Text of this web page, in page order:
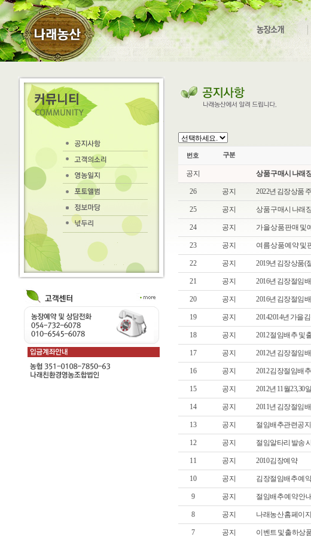
공지 상품 구매시 나래
26 공지 2022년 김장상품
25 공지 상품 구매시 나래
24 공지 가을 상품 판매 및
23 공지 여름 상품 예약 및
22 공지 2019년 김장상품(
21 공지 2016년 김장절임
20 공지 2016년 김장절임
19 공지 20142014년 가을
18 공지 2012 절임배추 및
17 공지 2012년 김장절임
16 공지 2012 김장절임배
15 공지 2012년 11월23,30
14 공지 2011년 김장절임
13 공지 절임배추관련공
12 공지 절임알타리 발송
11 공지 2010 김장예약
10 공지 김장절임배추 예
9 공지 절임배추 예약 안내
8 공지 나래농산 홈페이
7 공지 이벤트 및 출하상